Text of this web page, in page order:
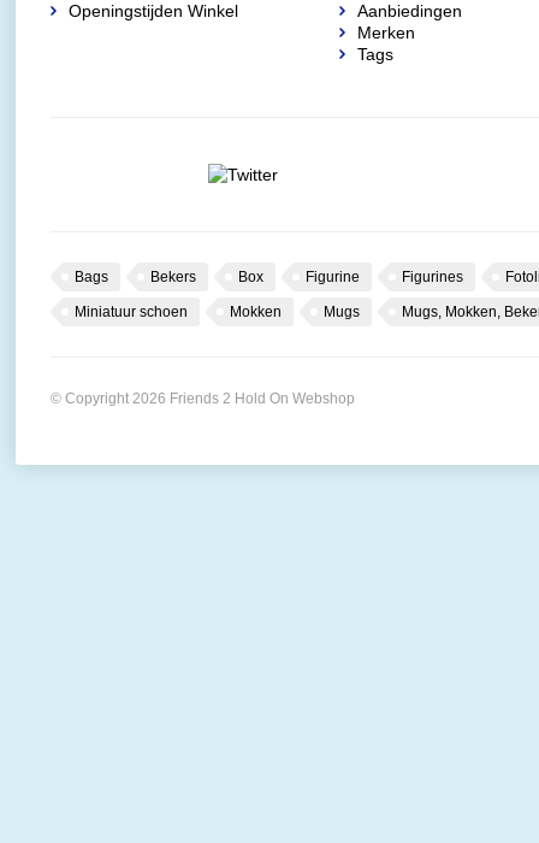
Openingstijden Winkel
Aanbiedingen
Merken
Tags
Bags Bekers Box Figurine Figurines
Miniatuur schoen Mokken Mugs Mugs, Mokken,
© Copyright 2026 Friends 2 Hold On Webshop